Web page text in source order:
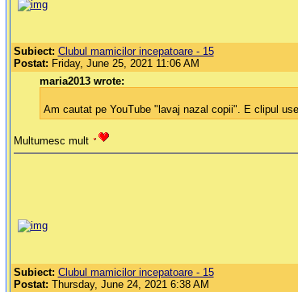
Subiect: Clubul mamicilor incepatoare - 15
Postat: Friday, June 25, 2021 11:06 AM
maria2013 wrote:
Am cautat pe YouTube "lavaj nazal copii". E clipul
Multumesc mult
Subiect: Clubul mamicilor incepatoare - 15
Postat: Thursday, June 24, 2021 6:38 AM